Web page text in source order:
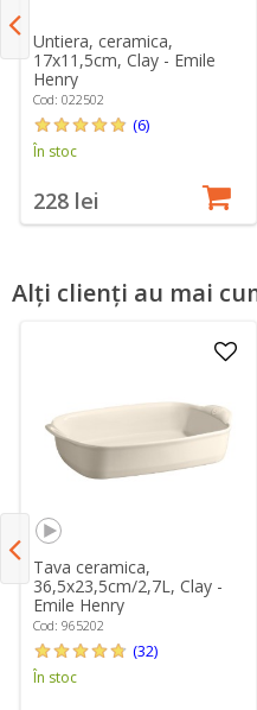
Untiera, ceramica,
17x11,5cm, Clay - Emile
Henry
Cod: 022502
(6)
În stoc
228 lei
Alți clienți au mai
Tava ceramica,
36,5x23,5cm/2,7L, Clay -
Emile Henry
Cod: 965202
(32)
În stoc